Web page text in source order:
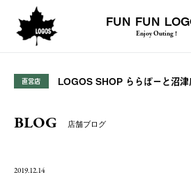
FUN FUN
Enjoy Outing !
直営店 LOGOS SHOP ららぽーと沼津
BLOG 店舗ブログ
2019.12.14